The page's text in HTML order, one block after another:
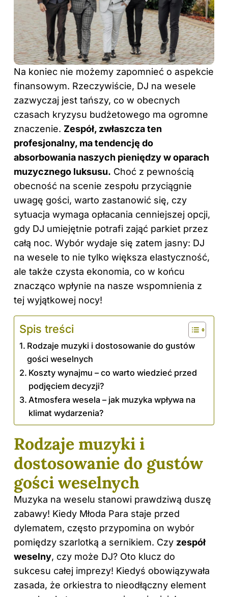
Na koniec nie możemy zapomnieć o aspekcie
finansowym. Rzeczywiście, DJ na wesele
zazwyczaj jest tańszy, co w obecnych
czasach kryzysu budżetowego ma ogromne
znaczenie. Zespół, zwłaszcza ten
profesjonalny, ma tendencję do
absorbowania naszych pieniędzy w oparach
muzycznego luksusu. Choć z pewnością
obecność na scenie zespołu przyciągnie
uwagę gości, warto zastanowić się, czy
sytuacja wymaga opłacania cenniejszej opcji,
gdy DJ umiejętnie potrafi zająć parkiet przez
całą noc. Wybór wydaje się zatem jasny: DJ
na wesele to nie tylko większa elastyczność,
ale także czysta ekonomia, co w końcu
znacząco wpłynie na nasze wspomnienia z
tej wyjątkowej nocy!
Spis treści
Rodzaje muzyki i dostosowanie do gustów
gości weselnych
Koszty wynajmu – co warto wiedzieć przed
podjęciem decyzji?
Atmosfera wesela – jak muzyka wpływa na
klimat wydarzenia?
Rodzaje muzyki i
dostosowanie do gustów
gości weselnych
Muzyka na weselu stanowi prawdziwą duszę
zabawy! Kiedy Młoda Para staje przed
dylematem, często przypomina on wybór
pomiędzy szarlotką a sernikiem. Czy zespół
weselny, czy może DJ? Oto klucz do
sukcesu całej imprezy! Kiedyś obowiązywała
zasada, że orkiestra to nieodłączny element